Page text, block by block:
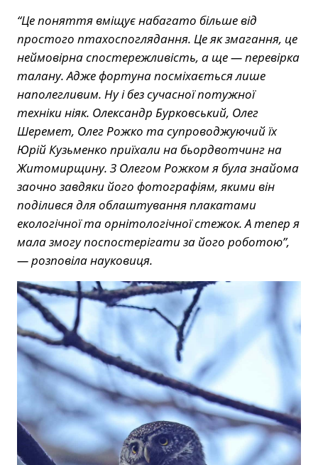
“Це поняття вміщує набагато більше від
простого птахоспоглядання. Це як змагання, це
неймовірна спостережливість, а ще — перевірка
талану. Адже фортуна посміхається лише
наполегливим. Ну і без сучасної потужної
техніки ніяк. Олександр Бурковський, Олег
Шеремет, Олег Рожко та супроводжуючий їх
Юрій Кузьменко приїхали на бьордвотчинг на
Житомирщину. З Олегом Рожком я була знайома
заочно завдяки його фотографіям, якими він
поділився для облаштування плакатами
екологічної та орнітологічної стежок. А тепер я
мала змогу поспостерігати за його роботою”,
— розповіла науковиця.